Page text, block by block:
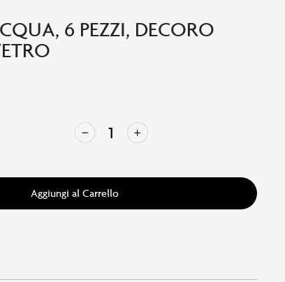
6 PEZZI, DECORO
Aggiungi al Carrello